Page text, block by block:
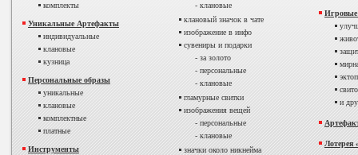
комплекты
Уникальные Артефакты
индивидуальные
клановые
кузница
Персональные образы
уникальные
клановые
комплектные
платные
Инструменты
- клановые
клановый значок в чате
изображение в инфо
сувениры и подарки
- за золото
- персональные
- клановые
гламурные свитки
изображения вещей
- персональные
- клановые
значки около никнейма
Игровые
и
Лотерея